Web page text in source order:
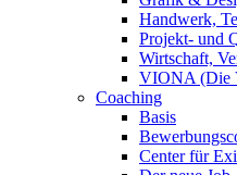
Handwerk,
Projekt- und
Wirtschaft,
VIONA (Die
Coaching
Basis
Center für